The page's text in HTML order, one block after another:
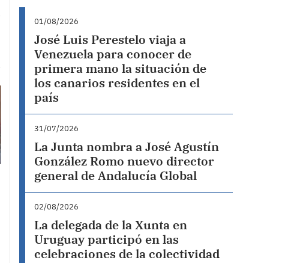
01/08/2026
José Luis Perestelo viaja a
Venezuela para conocer de
primera mano la situación de
los canarios residentes en el
país
31/07/2026
La Junta nombra a José Agustín
González Romo nuevo director
general de Andalucía Global
02/08/2026
La delegada de la Xunta en
Uruguay participó en las
celebraciones de la colectividad